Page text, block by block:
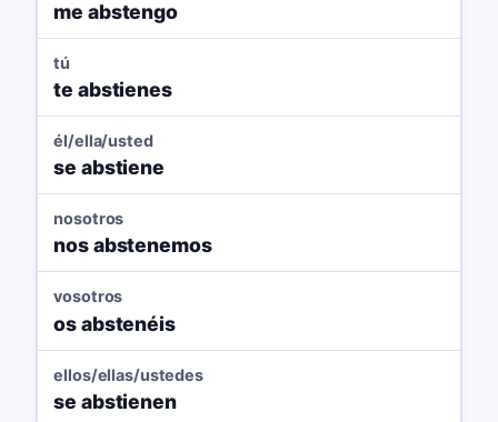
me abstengo
tú
te abstienes
él/ella/usted
se abstiene
nosotros
nos abstenemos
vosotros
os abstenéis
ellos/ellas/ustedes
se abstienen